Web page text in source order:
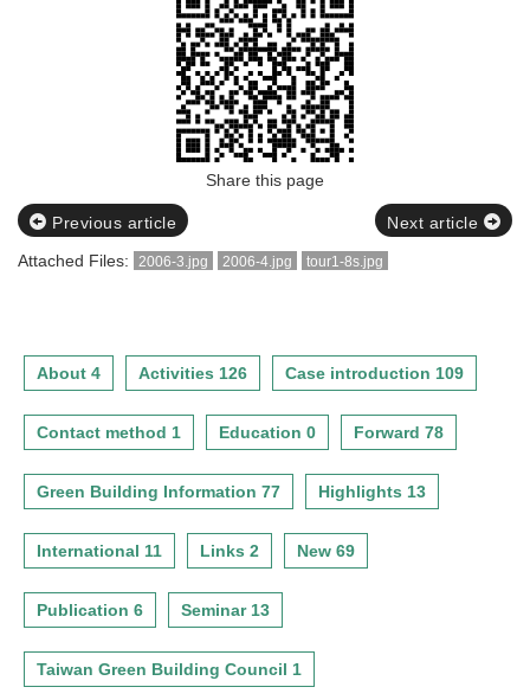
Share this page
Previous article
Next article
Attached Files:
2006-3.jpg 2006-4.jpg tour1-8s.jpg
About 4 Activities 126 Case introduction 109
Contact method 1 Education 0 Forward 78
Green Building Information 77 Highlights 13
International 11 Links 2 New 69
Publication 6 Seminar 13
Taiwan Green Building Council 1